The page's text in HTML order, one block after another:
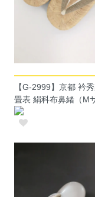
【G-2999】京都 衿
畳表 絹科布鼻緒（M